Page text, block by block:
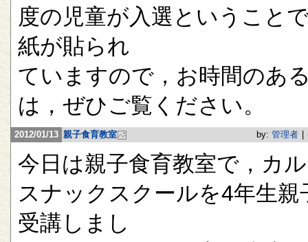
度の児童が入選ということ
紙が貼られ
ていますので，お時間のあ
は，ぜひご覧ください。
2012/01/13 親子食育教室 by: 管理者
今日は親子食育教室で，カ
スナックスクールを4年生親
受講しまし